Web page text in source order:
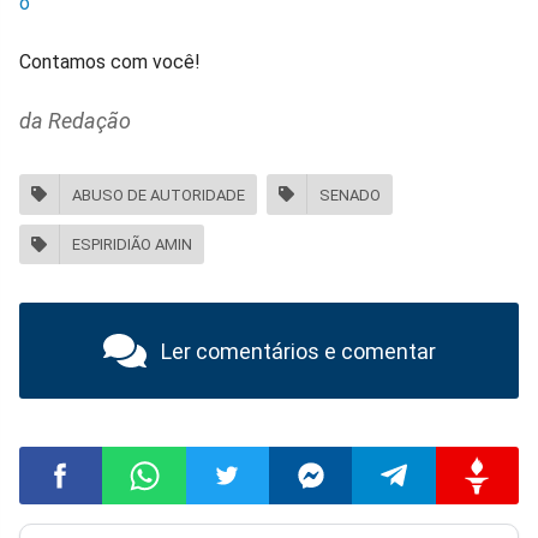
Contamos com você!
da Redação
ABUSO DE AUTORIDADE SENADO
ESPIRIDIÃO AMIN
Ler comentários e comentar